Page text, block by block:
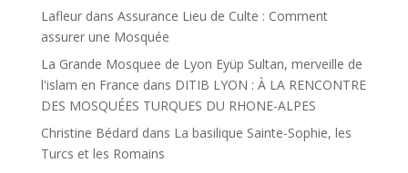
Lafleurdans Assurance Lieu de Culte : Comment
assurer une Mosquée
La Grande Mosquee de Lyon Eyüp Sultan, merveille de
l'islam en France dans DITIB LYON : À LA RENCONTRE
DES MOSQUÉES TURQUES DU RHONE-ALPES
Christine Bédard dans La basilique Sainte-Sophie, les
Turcs et les Romains